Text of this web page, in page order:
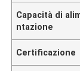
Capacità di
ntazione
Certificazione